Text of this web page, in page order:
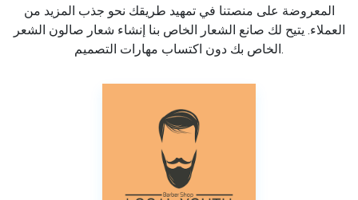
المعروضة على منصتنا في تمهيد طريقك نحو جذب المزيد من
العملاء. يتيح لك صانع الشعار الخاص بنا إنشاء شعار صالون الشعر
الخاص بك دون اكتساب مهارات التصميم.